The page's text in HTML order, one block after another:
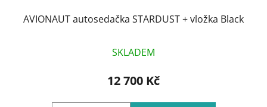
AVIONAUT autosedačka STARDUST + vložka Black
SKLADEM
12 700 Kč